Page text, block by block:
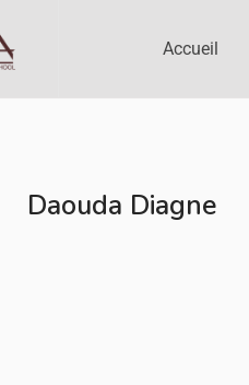
Accueil
Daouda Diagne